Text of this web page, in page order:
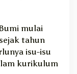
mulai
tahun
isu-isu
kurikulum